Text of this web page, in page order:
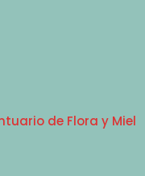
de Flora y Miel